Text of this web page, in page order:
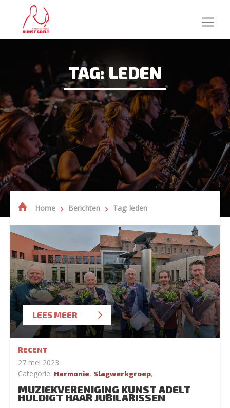
TAG: LEDEN
Home Berichten Tag: leden
RECENT
27 mei 2023
Categorie: Harmonie, Slagwerkgroep,
MUZIEKVERENIGING KUNST ADELT
HULDIGT HAAR JUBILARISSEN
LEES MEER